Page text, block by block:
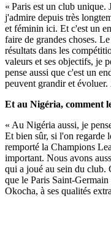
« Paris est un club unique.
j'admire depuis très
et féminin ici. Et c'est un
faire de grandes choses.
résultats dans les
valeurs et ses objectifs, je
pense aussi que c'est un
peuvent grandir et évoluer.
Et au Nigéria, comment
« Au Nigéria aussi, je
Et bien sûr, si l'on regarde
remporté la Champions
important. Nous avons
qui a joué au sein du club.
que le Paris Saint-
Okocha, à ses qualités